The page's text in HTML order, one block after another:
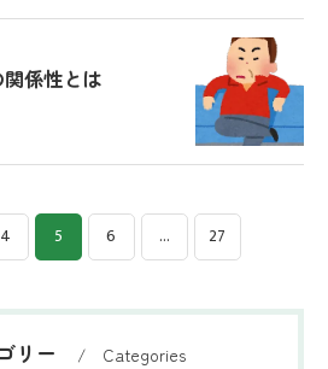
係性とは
4 5 6 ... 27
リー Categories